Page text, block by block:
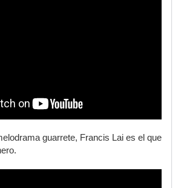
guarrete, Francis Lai es el que